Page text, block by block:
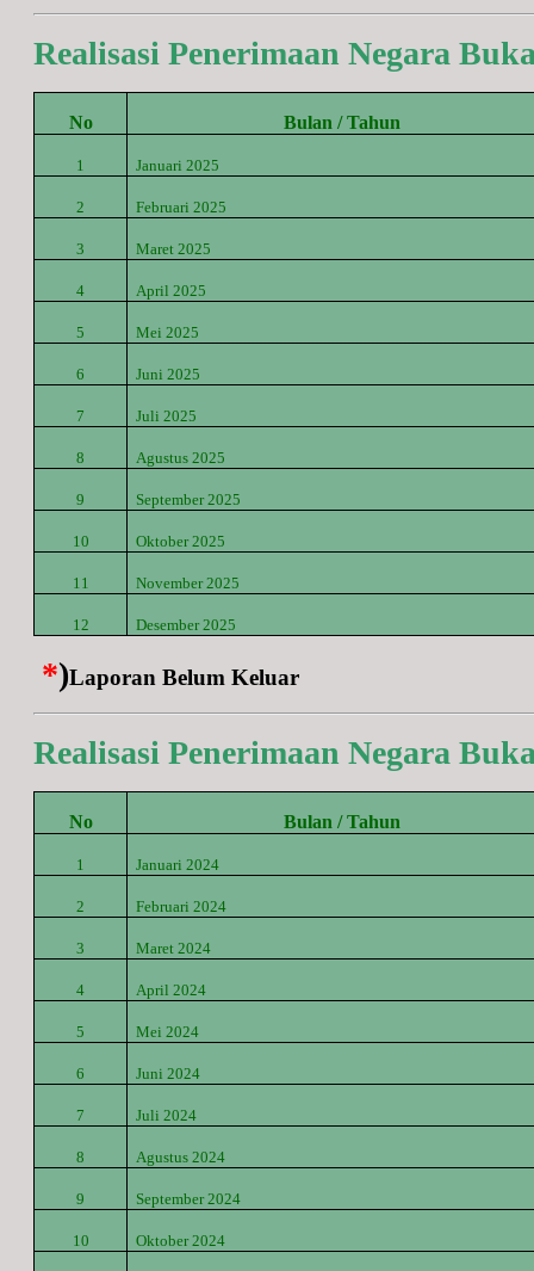
Realisasi Penerimaan Negara
No Bulan / Tahun
1 Januari 2025
2 Februari 2025
3 Maret 2025
4 April 2025
5 Mei 2025
6 Juni 2025
7 Juli 2025
8 Agustus 2025
9 September 2025
10 Oktober 2025
11 November 2025
12 Desember 2025
*)Laporan Belum Keluar
Realisasi Penerimaan Negara
No Bulan / Tahun
1 Januari 2024
2 Februari 2024
3 Maret 2024
4 April 2024
5 Mei 2024
6 Juni 2024
7 Juli 2024
8 Agustus 2024
9 September 2024
10 Oktober 2024